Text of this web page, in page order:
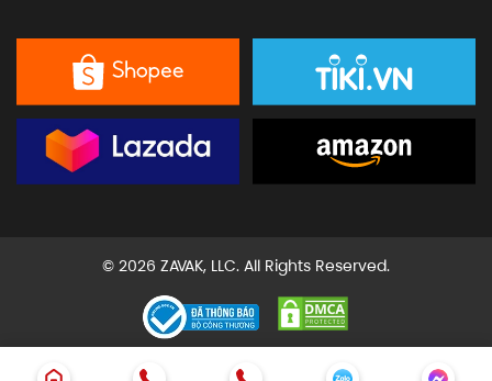
© 2026 ZAVAK, LLC. All Rights Reserved.